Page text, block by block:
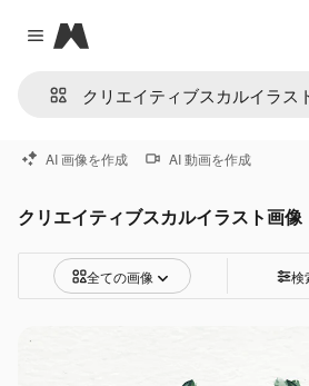
Close menu
Magnific
AI 画像を作成 AI 動画を作成
クリエイティブスカルイラスト画像
全ての画像 検